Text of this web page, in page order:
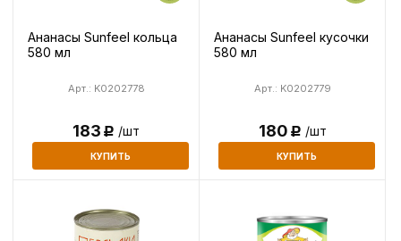
Ананасы Sunfeel кольца
580 мл
Арт.: K0202778
183Р /шт
КУПИТЬ
Ананасы Sunfeel кусочки
580 мл
Арт.: K0202779
180Р /шт
КУПИТЬ